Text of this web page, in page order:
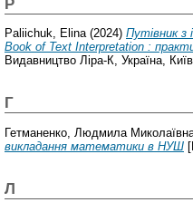
P
Paliichuk, Elina(2024) Путівник з
Book of Text Interpretation :
Видавництво Ліра-К, Україна,
Г
Гетманенко, Людмила
викладання математики в НУШ
Л